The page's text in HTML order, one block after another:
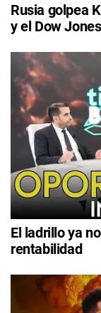
Rusia golpea
y el Dow
El ladrillo ya
rentabilidad